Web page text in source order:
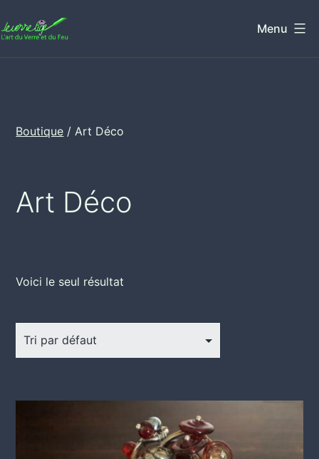
au
contenu
Menu
Boutique / Art Déco
Art Déco
Voici le seul résultat